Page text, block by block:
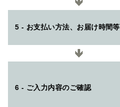
5 - お支払い方法、お届け時間
6 - ご入力内容のご確認